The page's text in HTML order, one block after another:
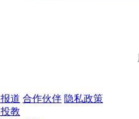
道 合作伙伴 隐私政策
教